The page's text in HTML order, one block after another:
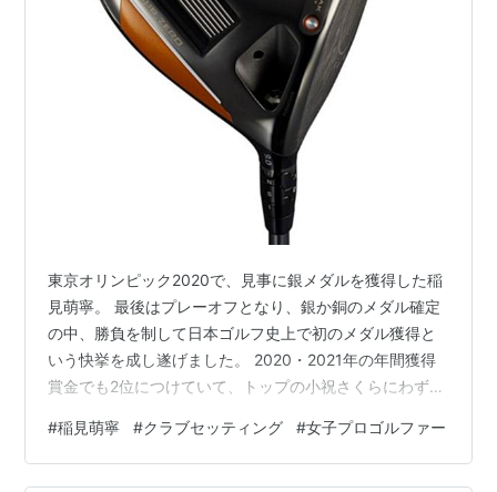
東京オリンピック2020で、見事に銀メダルを獲得した稲
見萌寧。 最後はプレーオフとなり、銀か銅のメダル確定
の中、勝負を制して日本ゴルフ史上で初のメダル獲得と
いう快挙を成し遂げました。 2020・2021年の年間獲得
賞金でも2位につけていて、トップの小祝さくらにわずか
新のクラブセッティングについて取り上げます。 稲見萌
寧のドライバー キャロウェイ MAVRIKサブゼロドライバ
#稲見萌寧 #クラブセッティング #女子プロゴルファー